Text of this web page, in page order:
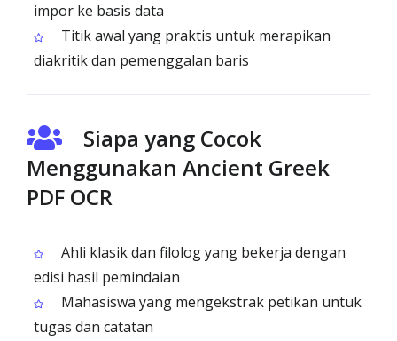
impor ke basis data
Titik awal yang praktis untuk merapikan
diakritik dan pemenggalan baris
Siapa yang Cocok
Menggunakan Ancient Greek
PDF OCR
Ahli klasik dan filolog yang bekerja dengan
edisi hasil pemindaian
Mahasiswa yang mengekstrak petikan untuk
tugas dan catatan